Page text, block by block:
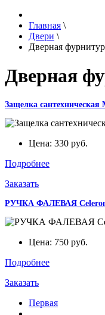
Главная \
Двери \
Дверная
Дверная
Защелка сантехническая
Цена: 330 руб.
Подробнее
Заказать
РУЧКА ФАЛЕВАЯ
Цена: 750 руб.
Подробнее
Заказать
Первая